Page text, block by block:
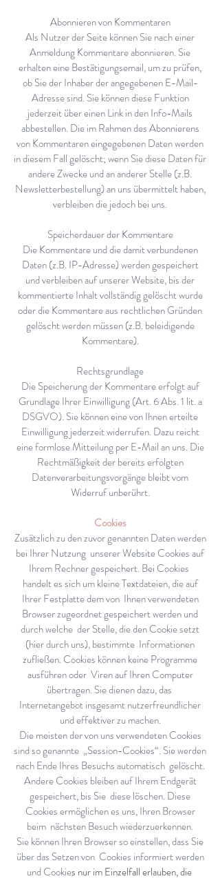
Abonnieren von Kommentaren
Als Nutzer der Seite können Sie nach einer
Anmeldung Kommentare abonnieren. Sie
erhalten eine Bestätigungsemail, um zu prüfen,
ob Sie der Inhaber der angegebenen E-Mail-
Adresse sind. Sie können diese Funktion
jederzeit über einen Link in den Info-Mails
abbestellen. Die im Rahmen des Abonnierens
von Kommentaren eingegebenen Daten werden
in diesem Fall gelöscht; wenn Sie diese Daten für
andere Zwecke und an anderer Stelle (z.B.
Newsletterbestellung) an uns übermittelt haben,
verbleiben die jedoch bei uns.
Speicherdauer der Kommentare
Die Kommentare und die damit verbundenen
Daten (z.B. IP-Adresse) werden gespeichert
und verbleiben auf unserer Website, bis der
kommentierte Inhalt vollständig gelöscht wurde
oder die Kommentare aus rechtlichen Gründen
gelöscht werden müssen (z.B. beleidigende
Kommentare).
Rechtsgrundlage
Die Speicherung der Kommentare erfolgt auf
Grundlage Ihrer Einwilligung (Art. 6 Abs. 1 lit. a
DSGVO). Sie können eine von Ihnen erteilte
Einwilligung jederzeit widerrufen. Dazu reicht
eine formlose Mitteilung per E-Mail an uns. Die
Rechtmäßigkeit der bereits erfolgten
Datenverarbeitungsvorgänge bleibt vom
Widerruf unberührt.
Cookies
Zusätzlich zu den zuvor genannten Daten werden
bei Ihrer Nutzung unserer Website Cookies auf
Ihrem Rechner gespeichert. Bei Cookies
handelt es sich um kleine Textdateien, die auf
Ihrer Festplatte dem von Ihnen verwendeten
Browser zugeordnet gespeichert werden und
durch welche der Stelle, die den Cookie setzt
(hier durch uns), bestimmte Informationen
zufließen. Cookies können keine Programme
ausführen oder Viren auf Ihren Computer
übertragen. Sie dienen dazu, das
Internetangebot insgesamt nutzerfreundlicher
und effektiver zu machen.
Die meisten der von uns verwendeten Cookies
sind so genannte „Session-Cookies“. Sie werden
nach Ende Ihres Besuchs automatisch gelöscht.
Andere Cookies bleiben auf Ihrem Endgerät
gespeichert, bis Sie diese löschen. Diese
Cookies ermöglichen es uns, Ihren Browser
beim nächsten Besuch wiederzuerkennen.
Sie können Ihren Browser so einstellen, dass Sie
über das Setzen von Cookies informiert werden
und Cookies nur im Einzelfall erlauben, die